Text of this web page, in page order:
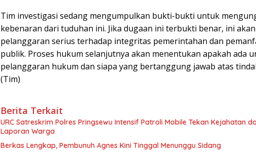
Tim investigasi sedang mengumpulkan bukti-bukti untuk
kebenaran dari tuduhan ini. Jika dugaan ini terbukti benar, ini
pelanggaran serius terhadap integritas pemerintahan dan
publik. Proses hukum selanjutnya akan menentukan apakah ada
pelanggaran hukum dan siapa yang bertanggung jawab atas
(Tim)
Berita Terkait
URC Satreskrim Polres Pringsewu Intensif Patroli Mobile Tekan Kejahatan
Laporan Warga
Berkas Lengkap, Pembunuh Agnes Kini Tinggal Menunggu Sidang